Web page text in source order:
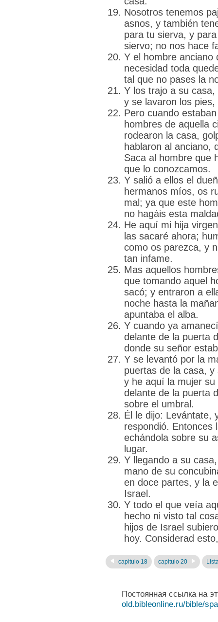
Nosotros tenemos
asnos, y también
para tu sierva, y
siervo; no nos hace
Y el hombre anciano
necesidad toda
tal que no pases la
Y los trajo a su
y se lavaron los
Pero cuando
hombres de aquella
rodearon la casa,
hablaron al anciano,
Saca al hombre que
que lo conozcamos.
Y salió a ellos el
hermanos míos, os
mal; ya que este
no hagáis esta
He aquí mi hija
las sacaré ahora;
como os parezca, y
tan infame.
Mas aquellos
que tomando aquel
sacó; y entraron a
noche hasta la
apuntaba el alba.
Y cuando ya
delante de la puerta
donde su señor
Y se levantó por la
puertas de la casa,
y he aquí la mujer
delante de la puerta
sobre el umbral.
Él le dijo: Levántate,
respondió. Entonces
echándola sobre su
lugar.
Y llegando a su
mano de su
en doce partes, y la
Israel.
Y todo el que veía
hecho ni visto tal
hijos de Israel
hoy. Considerad
capítulo 18 capítulo 20
Постоянная ссылка на
old.bibleonline.ru/bible/